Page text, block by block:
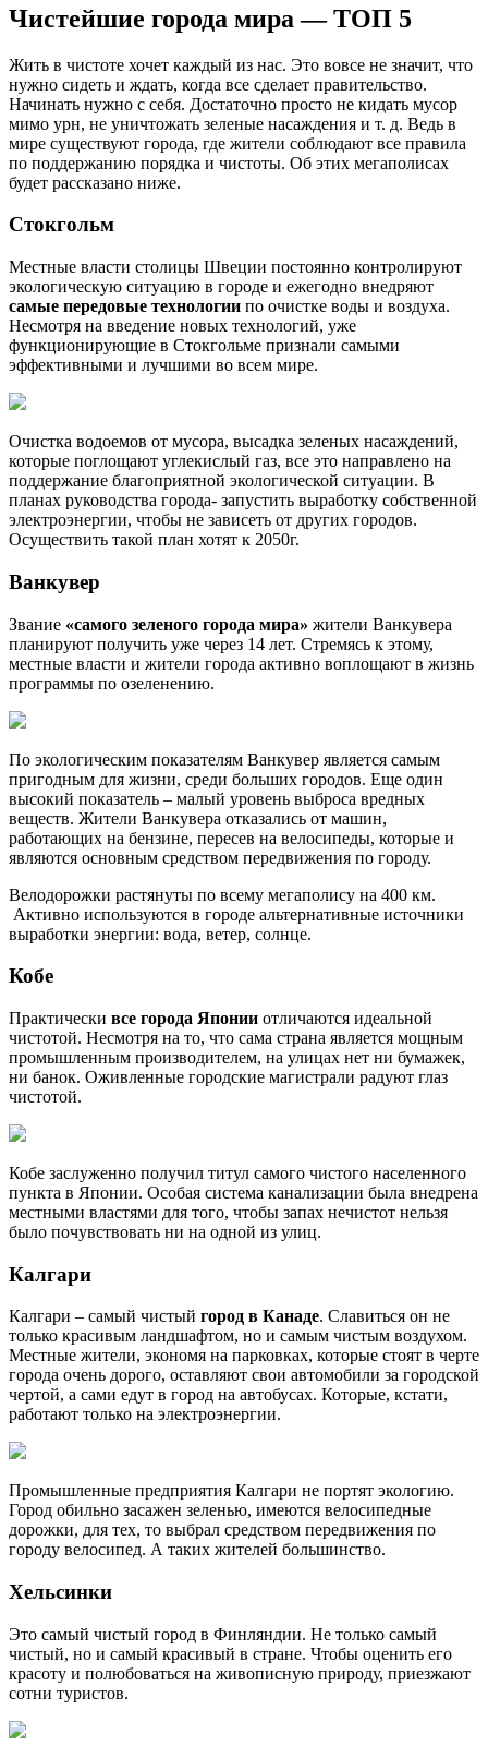
Чистейшие города мира — ТОП 5
Жить в чистоте хочет каждый из нас. Это вовсе не значит, что
нужно сидеть и ждать, когда все сделает правительство.
Начинать нужно с себя. Достаточно просто не кидать мусор
мимо урн, не уничтожать зеленые насаждения и т. д. Ведь в
мире существуют города, где жители соблюдают все правила
по поддержанию порядка и чистоты. Об этих мегаполисах
будет рассказано ниже.
Стокгольм
Местные власти столицы Швеции постоянно контролируют
экологическую ситуацию в городе и ежегодно внедряют
самые передовые технологии по очистке воды и воздуха.
Несмотря на введение новых технологий, уже
функционирующие в Стокгольме признали самыми
эффективными и лучшими во всем мире.
Очистка водоемов от мусора, высадка зеленых насаждений,
которые поглощают углекислый газ, все это направлено на
поддержание благоприятной экологической ситуации. В
планах руководства города- запустить выработку собственной
электроэнергии, чтобы не зависеть от других городов.
Осуществить такой план хотят к 2050г.
Ванкувер
Звание «самого зеленого города мира» жители Ванкувера
планируют получить уже через 14 лет. Стремясь к этому,
местные власти и жители города активно воплощают в жизнь
программы по озеленению.
По экологическим показателям Ванкувер является самым
пригодным для жизни, среди больших городов. Еще один
высокий показатель – малый уровень выброса вредных
веществ. Жители Ванкувера отказались от машин,
работающих на бензине, пересев на велосипеды, которые и
являются основным средством передвижения по городу.
Велодорожки растянуты по всему мегаполису на 400 км.
Активно используются в городе альтернативные источники
выработки энергии: вода, ветер, солнце.
Кобе
Практически все города Японии отличаются идеальной
чистотой. Несмотря на то, что сама страна является мощным
промышленным производителем, на улицах нет ни бумажек,
ни банок. Оживленные городские магистрали радуют глаз
чистотой.
Кобе заслуженно получил титул самого чистого населенного
пункта в Японии. Особая система канализации была внедрена
местными властями для того, чтобы запах нечистот нельзя
было почувствовать ни на одной из улиц.
Калгари
Калгари – самый чистый город в Канаде. Славиться он не
только красивым ландшафтом, но и самым чистым воздухом.
Местные жители, экономя на парковках, которые стоят в черте
города очень дорого, оставляют свои автомобили за городской
чертой, а сами едут в город на автобусах. Которые, кстати,
работают только на электроэнергии.
Промышленные предприятия Калгари не портят экологию.
Город обильно засажен зеленью, имеются велосипедные
дорожки, для тех, то выбрал средством передвижения по
городу велосипед. А таких жителей большинство.
Хельсинки
Это самый чистый город в Финляндии. Не только самый
чистый, но и самый красивый в стране. Чтобы оценить его
красоту и полюбоваться на живописную природу, приезжают
сотни туристов.